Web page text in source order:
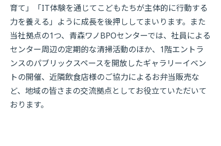
育て」「IT体験を通じてこどもたちが主体的に行動する
力を養える」ように成長を後押ししてまいります。また
当社拠点の1つ、青森ワノBPOセンターでは、社員による
センター周辺の定期的な清掃活動のほか、1階エントラ
ンスのパブリックスペースを開放したギャラリーイベン
トの開催、近隣飲食店様のご協力によるお弁当販売な
ど、地域の皆さまの交流拠点としてお役立ていただいて
おります。